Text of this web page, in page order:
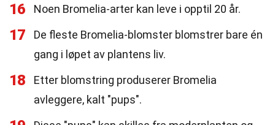
16 Noen Bromelia-arter kan leve i opptil 20 år.
17
De fleste Bromelia-blomster blomstrer bare én
gang i løpet av plantens liv.
18
Etter blomstring produserer Bromelia
avleggere, kalt "pups".